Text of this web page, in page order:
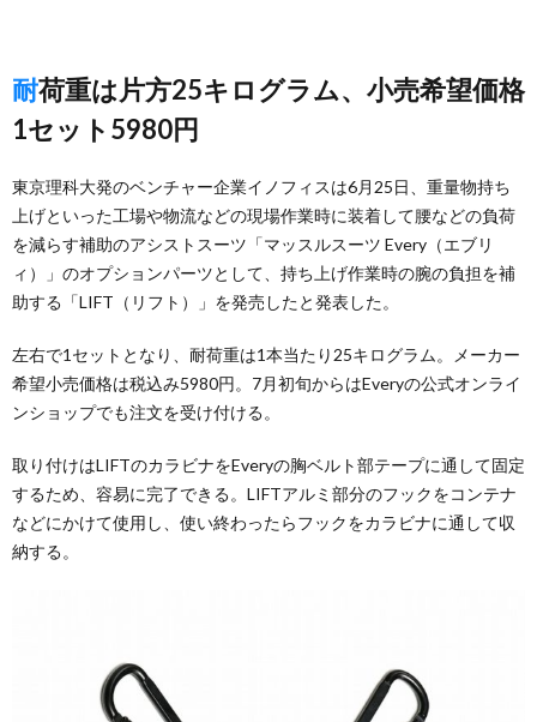
耐荷重は片方25キログラム、小売希望価格
1セット5980円
東京理科大発のベンチャー企業イノフィスは6月25日、重量物持ち
上げといった工場や物流などの現場作業時に装着して腰などの負荷
を減らす補助のアシストスーツ「マッスルスーツ Every（エブリ
ィ）」のオプションパーツとして、持ち上げ作業時の腕の負担を補
助する「LIFT（リフト）」を発売したと発表した。
左右で1セットとなり、耐荷重は1本当たり25キログラム。メーカー
希望小売価格は税込み5980円。7月初旬からはEveryの公式オンライ
ンショップでも注文を受け付ける。
取り付けはLIFTのカラビナをEveryの胸ベルト部テープに通して固定
するため、容易に完了できる。LIFTアルミ部分のフックをコンテナ
などにかけて使用し、使い終わったらフックをカラビナに通して収
納する。